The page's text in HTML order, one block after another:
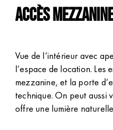
n
t
i
n
e
s
Accès
Vue de l’intérieur avec
l’espace de location. Les
mezzanine, et la porte
technique. On peut aussi
offre une lumière